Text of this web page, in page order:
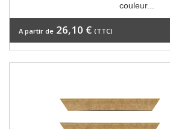
couleur...
A partir de 26,10 € (TTC)